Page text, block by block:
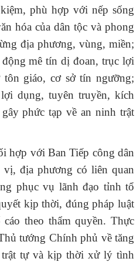
phù hợp với nếp sống
hóa của dân tộc và phong
địa phương, vùng, miền;
mê tín dị đoan, trục lợi
giáo, cơ sở tín ngưỡng;
dụng, tuyên truyền, kích
phức tạp về an ninh trật
hợp với Ban Tiếp công dân
địa phương có liên quan
phục vụ lãnh đạo tỉnh tổ
kịp thời, đúng pháp luật
theo thẩm quyền. Thực
tướng Chính phủ về tăng
trật tự và kịp thời xử lý tình